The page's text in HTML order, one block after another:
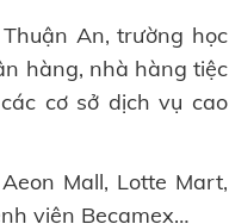
An, trường học
hàng, nhà hàng tiệc
cơ sở dịch vụ cao
Mall, Lotte Mart,
viện Becamex…